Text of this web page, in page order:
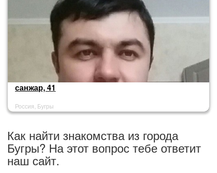
санжар, 41
Россия, Бугры
Как найти знакомства из города
Бугры? На этот вопрос тебе ответит
наш сайт.